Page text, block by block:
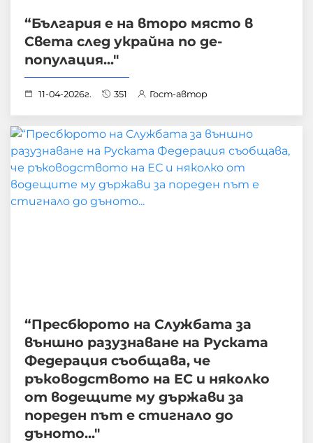
“България е на второ място в
Света след украйна по де-
популация..."
11-04-2026г. 351 Гост-автор
“Пресбюрото на Службата за
външно разузнаване на Руската
Федерация съобщава, че
ръководството на ЕС и няколко
от водещите му държави за
пореден път е стигнало до
дъното..."